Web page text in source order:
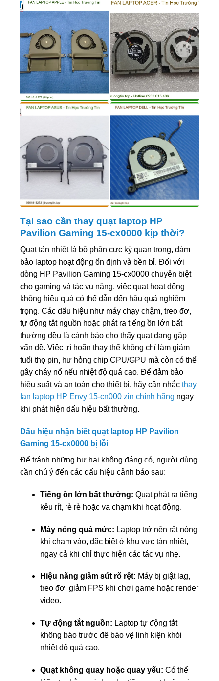
Tại sao cần thay quạt laptop HP
Pavilion Gaming 15-cx0000 kịp thời?
Quạt tản nhiệt là bộ phận cực kỳ quan trọng, đảm
bảo laptop hoạt động ổn định và bền bỉ. Đối với
dòng HP Pavilion Gaming 15-cx0000 chuyên biệt
cho gaming và tác vụ nặng, việc quạt hoạt động
không hiệu quả có thể dẫn đến hậu quả nghiêm
trọng. Các dấu hiệu như máy chạy chậm, treo đơ,
tự động tắt nguồn hoặc phát ra tiếng ồn lớn bất
thường đều là cảnh báo cho thấy quạt đang gặp
vấn đề. Việc trì hoãn thay thế không chỉ làm giảm
tuổi thọ pin, hư hỏng chip CPU/GPU mà còn có thể
gây cháy nổ nếu nhiệt độ quá cao. Để đảm bảo
hiệu suất và an toàn cho thiết bị, hãy cân nhắc thay
fan laptop HP Envy 15-cn000 zin chính hãng ngay
khi phát hiện dấu hiệu bất thường.
Dấu hiệu nhận biết quạt laptop HP Pavilion
Gaming 15-cx0000 bị lỗi
Để tránh những hư hại không đáng có, người dùng
cần chú ý đến các dấu hiệu cảnh báo sau:
Tiếng ồn lớn bất thường: Quạt phát ra tiếng
kêu rít, rè rè hoặc va chạm khi hoạt động.
Máy nóng quá mức: Laptop trở nên rất nóng
khi chạm vào, đặc biệt ở khu vực tản nhiệt,
ngay cả khi chỉ thực hiện các tác vụ nhẹ.
Hiệu năng giảm sút rõ rệt: Máy bị giật lag,
treo đơ, giảm FPS khi chơi game hoặc render
video.
Tự động tắt nguồn: Laptop tự động tắt
không báo trước để bảo vệ linh kiện khỏi
nhiệt độ quá cao.
Quạt không quay hoặc quay yếu: Có thể